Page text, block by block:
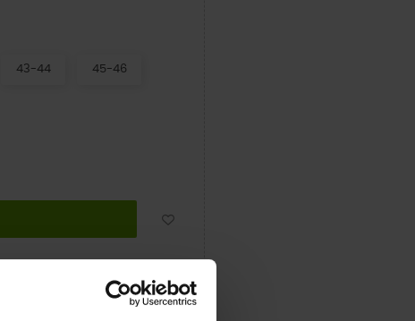
43-44 45-46
Pinterest